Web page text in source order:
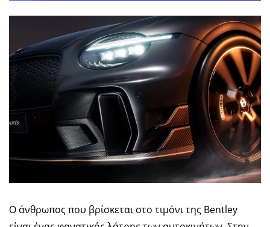
Ο άνθρωπος που βρίσκεται στο τιμόνι της Bentley